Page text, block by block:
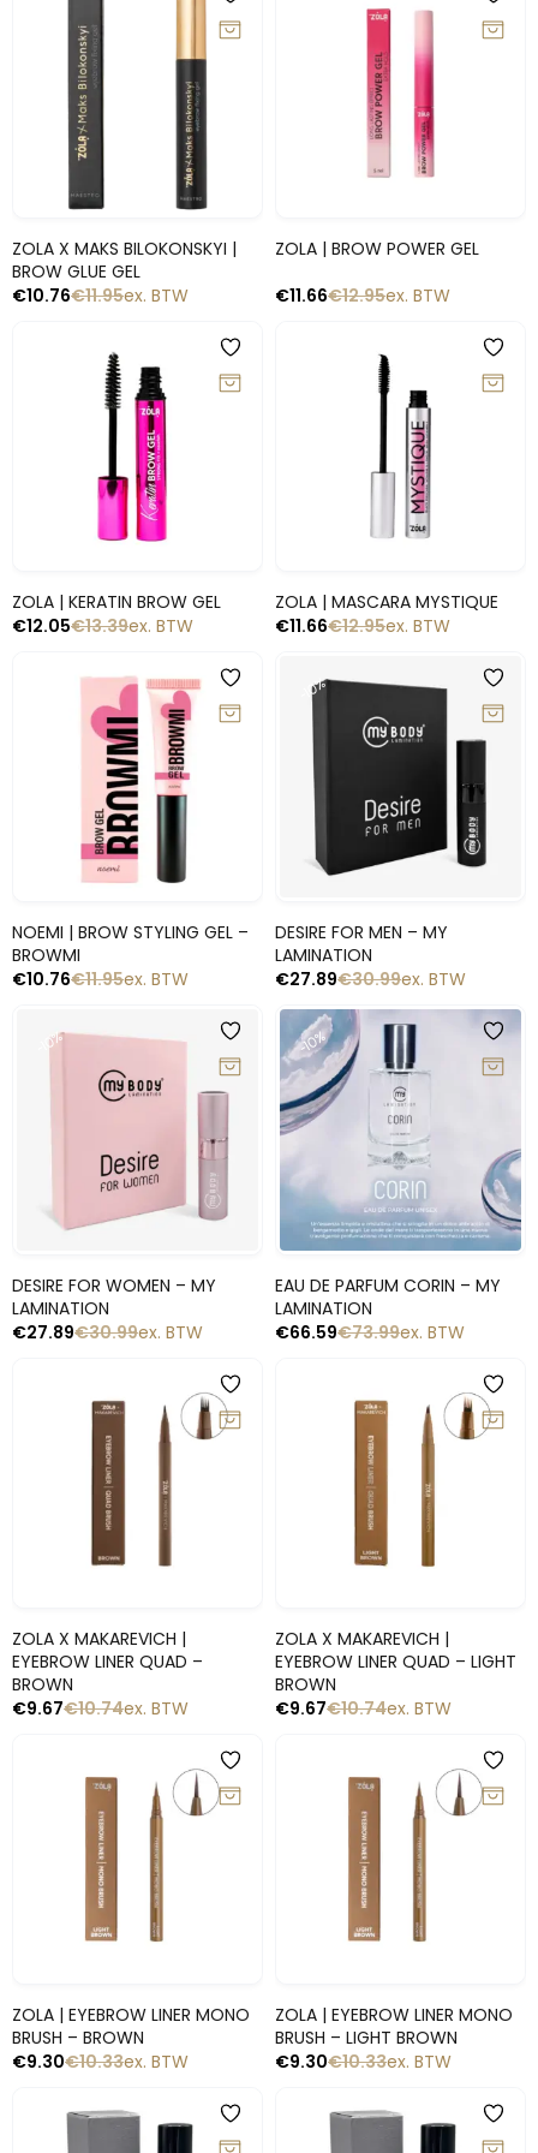
ZOLA X MAKS BILOKONSKYI |
BROW GLUE GEL
€11.95
€10.76 ex. BTW
ZOLA | BROW POWER GEL
€12.95
€11.66 ex. BTW
ZOLA | KERATIN BROW GEL
€13.39
€12.05 ex. BTW
ZOLA | MASCARA MYSTIQUE
€12.95
€11.66 ex. BTW
NOEMI | BROW STYLING GEL –
BROWMI
€11.95
€10.76 ex. BTW
-10%
DESIRE FOR MEN – MY
LAMINATION
€30.99
€27.89 ex. BTW
-10%
DESIRE FOR WOMEN – MY
LAMINATION
€30.99
€27.89 ex. BTW
-10%
EAU DE PARFUM CORIN – MY
LAMINATION
€73.99
€66.59 ex. BTW
ZOLA X MAKAREVICH |
EYEBROW LINER QUAD –
BROWN
€10.74
€9.67 ex. BTW
ZOLA X MAKAREVICH |
EYEBROW LINER QUAD – LIGHT
BROWN
€10.74
€9.67 ex. BTW
ZOLA | EYEBROW LINER MONO
BRUSH – BROWN
€10.33
€9.30 ex. BTW
ZOLA | EYEBROW LINER MONO
BRUSH – LIGHT BROWN
€10.33
€9.30 ex. BTW